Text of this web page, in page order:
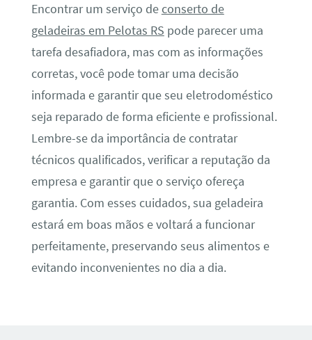
Encontrar um serviço deconserto de
geladeiras em Pelotas RS pode parecer uma
tarefa desafiadora, mas com as informações
corretas, você pode tomar uma decisão
informada e garantir que seu eletrodoméstico
seja reparado de forma eficiente e profissional.
Lembre-se da importância de contratar
técnicos qualificados, verificar a reputação da
empresa e garantir que o serviço ofereça
garantia. Com esses cuidados, sua geladeira
estará em boas mãos e voltará a funcionar
perfeitamente, preservando seus alimentos e
evitando inconvenientes no dia a dia.